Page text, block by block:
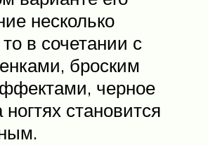
несколько
в сочетании с
броским
черное
становится